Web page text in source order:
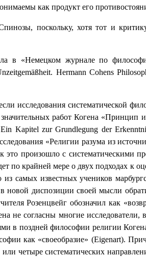
как продукт его
поскольку, хотя тот и
в «Немецком журнале по
Hermann Cohens
исследования систематической
работ Когена «Принцип
Ein Kapitel zur Grundlegung der
«Религии разума из
произошло с систематическими
по крайней мере о двух подходах к
самых известных учеников
новой диспозиции своей мысли
Розенцвейг обозначил как
не согласны многие
в поздней философии религии
как «своеобразие» (Eigenart).
четыре систематических